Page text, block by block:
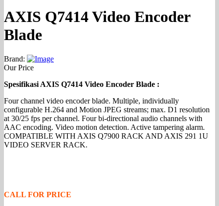
AXIS Q7414 Video Encoder
Blade
Brand:
Our Price
Spesifikasi AXIS Q7414 Video Encoder Blade :
Four channel video encoder blade. Multiple, individually
configurable H.264 and Motion JPEG streams; max. D1 resolution
at 30/25 fps per channel. Four bi-directional audio channels with
AAC encoding. Video motion detection. Active tampering alarm.
COMPATIBLE WITH AXIS Q7900 RACK AND AXIS 291 1U
VIDEO SERVER RACK.
CALL FOR PRICE